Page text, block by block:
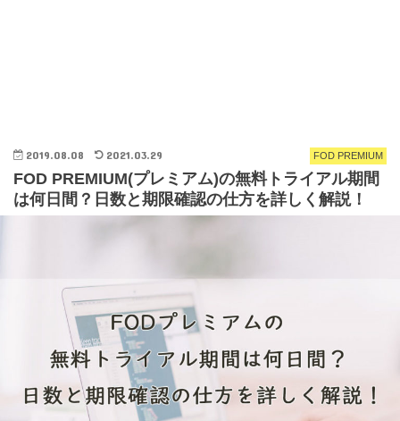
FOD PREMIUM
2019.08.08 2021.03.29
FOD PREMIUM(プレミアム)の無料トライアル期間
は何日間？日数と期限確認の仕方を詳しく解説！